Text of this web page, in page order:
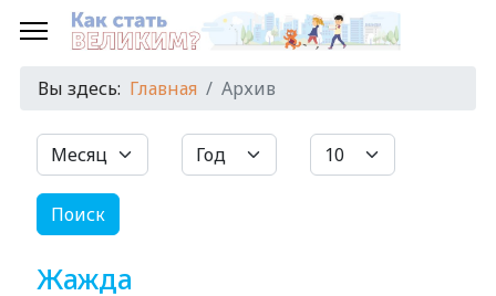
Вы здесь: Главная Архив
Фильтры
Месяц Год Кол-во строк:
Поиск
Жажда